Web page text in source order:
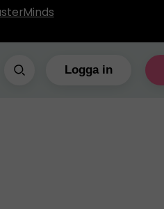
Logga in